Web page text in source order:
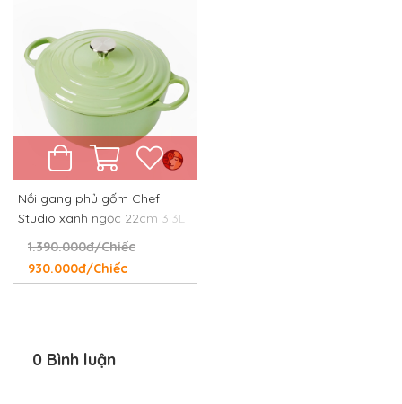
Nồi gang phủ gốm Chef
Studio xanh ngọc 22cm 3.3L
1.390.000đ/Chiếc
930.000đ/Chiếc
0 Bình luận